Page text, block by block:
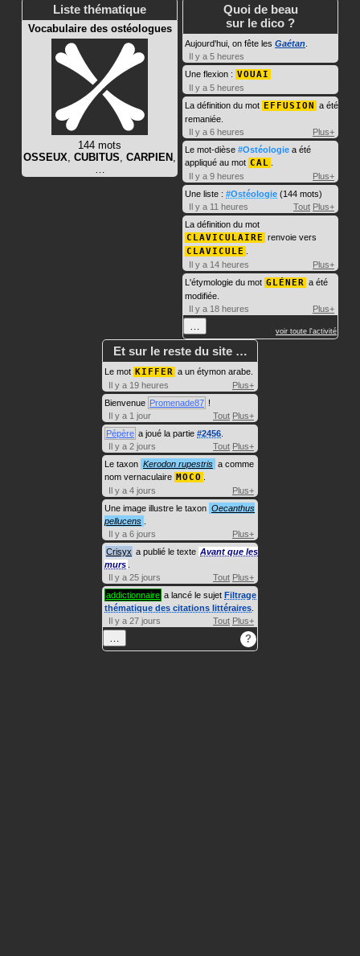
Liste thématique
Vocabulaire des ostéologues
144 mots
OSSEUX, CUBITUS, CARPIEN ,
…
Quoi de beau
sur le dico ?
Aujourd'hui, on fête les Gaétan
Il y a 5 heures
Une flexion : VOUAI
Il y a 5 heures
La définition du mot EFFUSION a été
remaniée.
Il y a 6 heures
Plus+
Le mot-dièse #Ostéologie a été
appliqué au mot CAL
Il y a 9 heures
Plus+
Une liste : #Ostéologie (144 mots)
Il y a 11 heures
Tout Plus+
La définition du mot
CLAVICULAIRE renvoie vers
CLAVICULE
Il y a 14 heures
Plus+
L'étymologie du mot GLÉNER a été
modifiée.
Il y a 18 heures
Plus+
… voir toute l'activité
Et sur le reste du site …
Le mot KIFFER a un étymon arabe.
Il y a 19 heures
Plus+
Bienvenue Promenade87 !
Il y a 1 jour
Tout Plus+
Pépère a joué la partie #2456
Il y a 2 jours
Tout Plus+
Le taxon Kerodon rupestris a comme
nom vernaculaire MOCO
Il y a 4 jours
Plus+
Une image illustre le taxon Oecanthus
pellucens
Il y a 6 jours
Plus+
Crisyx a publié le texte Avant que les
murs
Il y a 25 jours
Tout Plus+
addictionnaire a lancé le sujet Filtrage
thématique des citations littéraires
Il y a 27 jours
Tout Plus+
… ?